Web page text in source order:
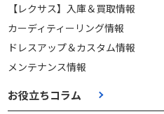
【レクサス】入庫＆買取情報
カーディティーリング情報
ドレスアップ＆カスタム情報
メンテナンス情報
お役立ちコラム